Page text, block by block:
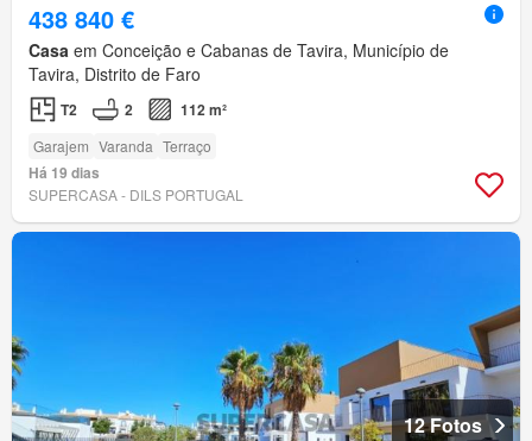
438 840 €
Casa em Conceição e Cabanas de Tavira, Município de
Tavira, Distrito de Faro
T2 2 112 m²
Garajem Varanda Terraço
Há 19 dias
SUPERCASA - DILS PORTUGAL
12 Fotos